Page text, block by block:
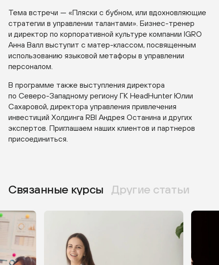
Тема встречи — «Пляски с бубном, или вдохновляющие
стратегии в управлении талантами». Бизнес-тренер
и директор по корпоративной культуре компании IGRO
Анна Валл выступит с матер-классом, посвященным
использованию языковой метафоры в управлении
персоналом.
В программе также выступления директора
по Северо-Западному региону ГК HeadHunter Юлии
Сахаровой, директора управления привлечения
инвестиций Холдинга RBI Андрея Останина и других
экспертов. Приглашаем наших клиентов и партнеров
присоединиться.
Связанные курсы Другие статьи